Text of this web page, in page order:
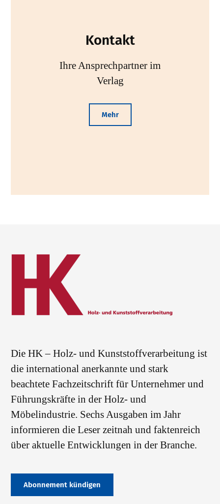
Kontakt
Ihre Ansprechpartner im
Verlag
Mehr
Die HK – Holz- und Kunststoffverarbeitung ist
die international anerkannte und stark
beachtete Fachzeitschrift für Unternehmer und
Führungskräfte in der Holz- und
Möbelindustrie. Sechs Ausgaben im Jahr
informieren die Leser zeitnah und faktenreich
über aktuelle Entwicklungen in der Branche.
Abonnement kündigen